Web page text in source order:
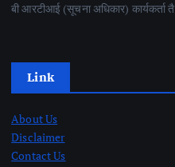
बी आरटीआई (सूचना अधिकार) कार्यकर्ता
Link
About Us
Disclaimer
Contact Us